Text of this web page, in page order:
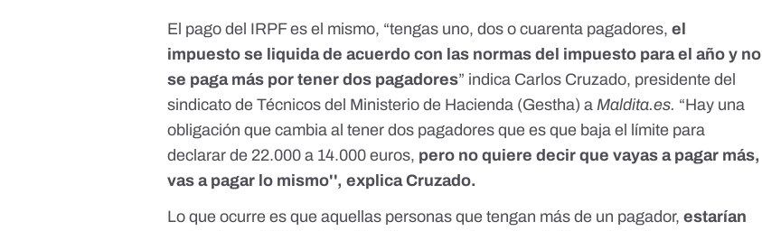
El pago del IRPF es el mismo, “tengas uno, dos o cuarenta pagadores,el
impuesto se liquida de acuerdo con las normas del impuesto para el año y no
se paga más por tener dos pagadores” indica Carlos Cruzado, presidente del
sindicato de Técnicos del Ministerio de Hacienda (Gestha) aMaldita.es. “Hay una
obligación que cambia al tener dos pagadores que es que baja el límite para
declarar de 22.000 a 14.000 euros, pero no quiere decir que vayas a pagar más,
vas a pagar lo mismo'', explica Cruzado.
Lo que ocurre es que aquellas personas que tengan más de un pagador,estarían